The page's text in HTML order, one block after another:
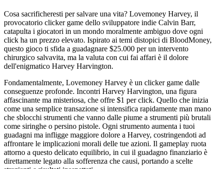
Cosa sacrificheresti per salvare una vita? Lovemoney Harvey, il
provocatorio clicker game dello sviluppatore indie Calvin Barr,
catapulta i giocatori in un mondo moralmente ambiguo dove ogni
click ha un prezzo elevato. Ispirato ai temi distopici di BloodMoney,
questo gioco ti sfida a guadagnare $25.000 per un intervento
chirurgico salvavita, ma la valuta con cui fai affari è il dolore
dell'enigmatico Harvey Harvington.
Fondamentalmente, Lovemoney Harvey è un clicker game dalle
conseguenze profonde. Incontri Harvey Harvington, una figura
affascinante ma misteriosa, che offre $1 per click. Quello che inizia
come una semplice transazione si intensifica rapidamente man mano
che sblocchi strumenti che vanno dalle piume a strumenti più brutali
come siringhe o persino pistole. Ogni strumento aumenta i tuoi
guadagni ma infligge maggiore dolore a Harvey, costringendoti ad
affrontare le implicazioni morali delle tue azioni. Il gameplay ruota
attorno a questo delicato equilibrio, in cui il guadagno finanziario è
direttamente legato alla sofferenza che causi, portando a scelte